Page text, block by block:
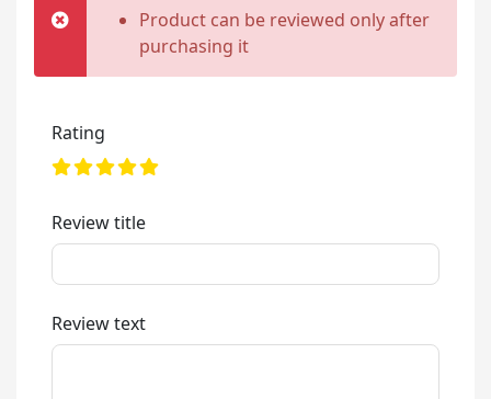
Product can be reviewed only after
purchasing it
Rating
Review title
Review text